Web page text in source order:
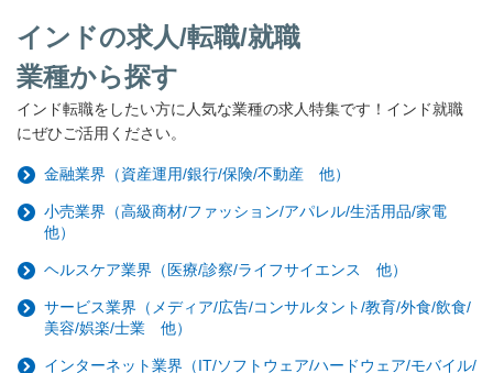
インドの求人/転職/就職
業種から探す
インド転職をしたい方に人気な業種の求人特集です！インド就職
にぜひご活用ください。
金融業界（資産運用/銀行/保険/不動産 他）
小売業界（高級商材/ファッション/アパレル/生活用品/家電
他）
ヘルスケア業界（医療/診察/ライフサイエンス 他）
サービス業界（メディア/広告/コンサルタント/教育/外食/飲食/
美容/娯楽/士業 他）
インターネット業界（IT/ソフトウェア/ハードウェア/モバイル/